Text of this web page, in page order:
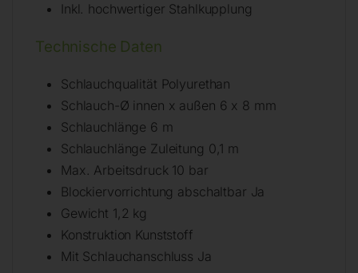
Inkl. hochwertiger Stahlkupplung
Technische Daten
Schlauchqualität Polyurethan
Schlauch-Ø innen x außen 6 x 8 mm
Schlauchlänge 6 m
Schlauchlänge Zuleitung 0,1 m
Max. Arbeitsdruck 10 bar
Blockiervorrichtung abschaltbar Ja
Gewicht 1,2 kg
Konstruktion Kunststoff
Mit Schlauchanschluss Ja